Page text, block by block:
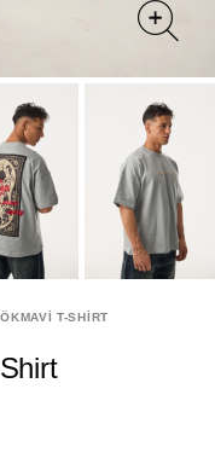
T-SHIRT